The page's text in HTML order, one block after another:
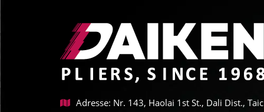
Adresse: Nr. 143, Haolai 1st St., Dali Dist.,